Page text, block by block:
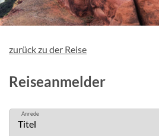
zurück zu der Reise
Reiseanmelder
Anrede